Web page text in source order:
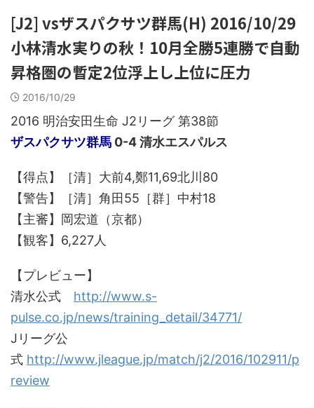
[J2] vsザスパクサツ群馬(H) 2016/10/29
小林清水実りの秋！10月全勝5連勝で自動
昇格圏の暫定2位浮上し上位に圧力
2016/10/29
2016 明治安田生命 J2リーグ 第38節
ザスパクサツ群馬 0-4 清水エスパルス
【得点】［清］大前4,鄭11,69北川80
【警告】［清］角田55［群］中村18
【主審】岡宏道（京都）
【観客】6,227人
【プレビュー】
清水公式 http://www.s-
pulse.co.jp/news/training_detail/34771/
Jリーグ公
式 http://www.jleague.jp/match/j2/2016/102911/p
review